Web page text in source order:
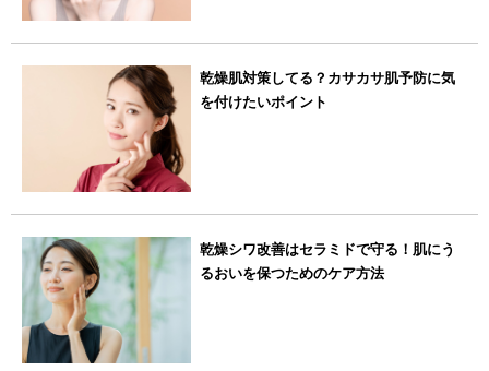
乾燥肌対策してる？カサカサ肌予防に気
を付けたいポイント
乾燥シワ改善はセラミドで守る！肌にう
るおいを保つためのケア方法